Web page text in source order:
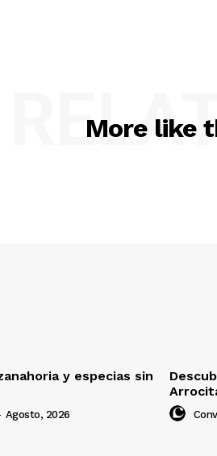
More like
y especias sin
Agosto, 2026